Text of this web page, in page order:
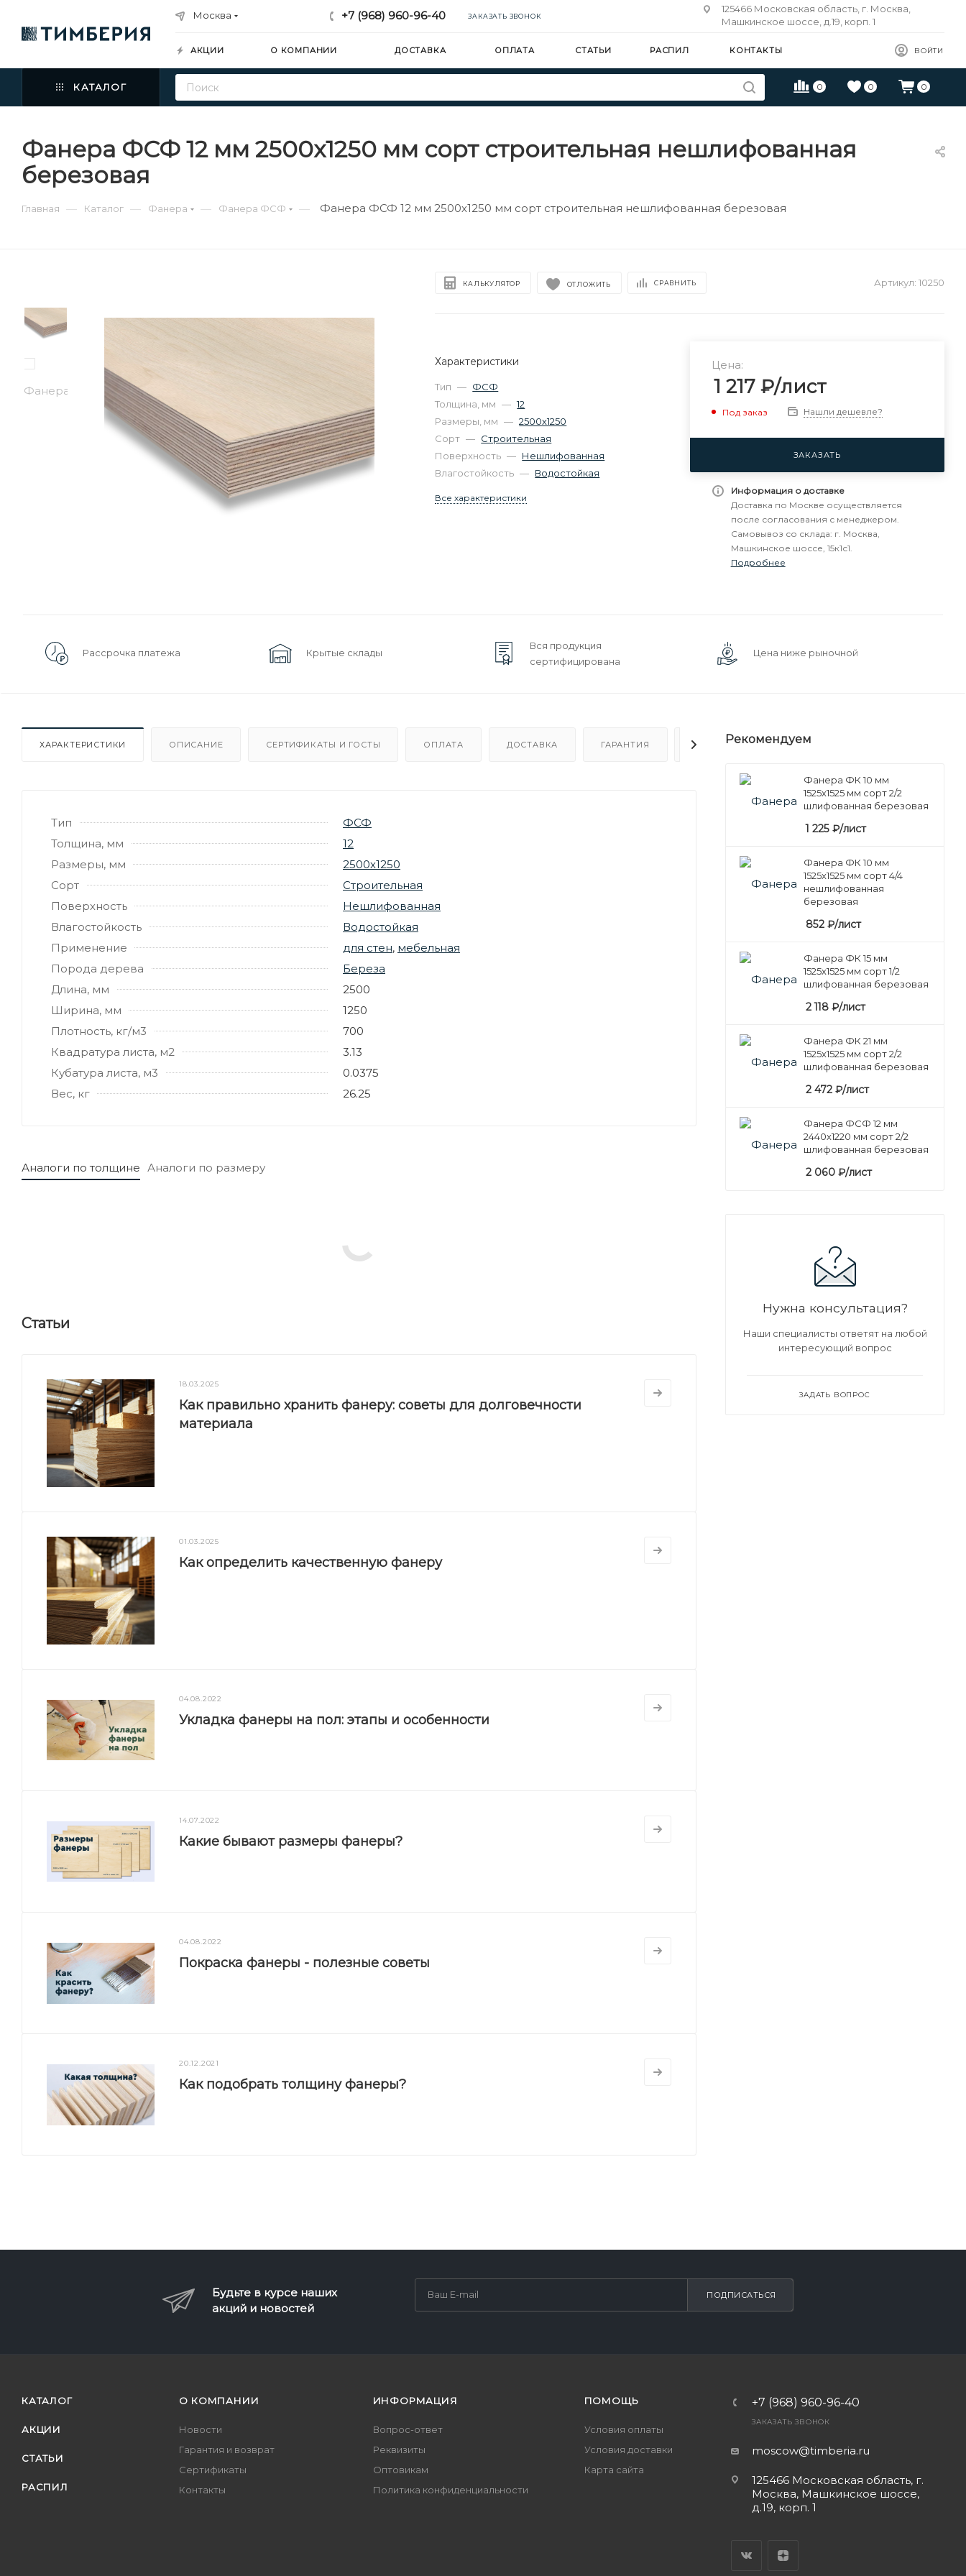
Москва +7 (968) 960-96-40 ЗАКАЗАТЬ ЗВОНОК
125466 Московская область, г. Москва,
Машкинское шоссе, д.19, корп. 1
ВОЙТИ
АКЦИИ О КОМПАНИИ ДОСТАВКА ОПЛАТА СТАТЬИ РАСПИЛ КОНТАКТЫ
0 0 0
КАТАЛОГ
Фанера ФСФ 12 мм 2500х1250 мм сорт строительная нешлифованная
березовая
Главная — Каталог — Фанера — Фанера ФСФ — Фанера ФСФ 12 мм 2500х1250 мм сорт строительная нешлифованная березовая
КАЛЬКУЛЯТОР ОТЛОЖИТЬ СРАВНИТЬ Артикул: 10250
Характеристики
Тип — ФСФ
Толщина, мм — 12
Размеры, мм — 2500х1250
Сорт — Строительная
Поверхность — Нешлифованная
Влагостойкость — Водостойкая
Все характеристики
Цена:
1 217₽/лист
Под заказ Нашли дешевле?
ЗАКАЗАТЬ
Информация о доставке
Доставка по Москве осуществляется
после согласования с менеджером.
Самовывоз со склада: г. Москва,
Машкинское шоссе, 15к1с1.
Подробнее
Рассрочка платежа Крытые склады
Вся продукция
сертифицирована
Цена ниже рыночной
ХАРАКТЕРИСТИКИ ОПИСАНИЕ СЕРТИФИКАТЫ И ГОСТЫ ОПЛАТА ДОСТАВКА ГАРАНТИЯ ОТЗЫВЫ
Тип
ФСФ
Толщина, мм
12
Размеры, мм
2500х1250
Сорт
Строительная
Поверхность
Нешлифованная
Влагостойкость
Водостойкая
Применение
для стен, мебельная
Порода дерева
Береза
Длина, мм
2500
Ширина, мм
1250
Плотность, кг/м3
700
Квадратура листа, м2
3.13
Кубатура листа, м3
0.0375
Вес, кг
26.25
Аналоги по толщине Аналоги по размеру
Статьи
18.03.2025
Как правильно хранить фанеру: советы для долговечности
материала
01.03.2025
Как определить качественную фанеру
04.08.2022
Укладка фанеры на пол: этапы и особенности
14.07.2022
Какие бывают размеры фанеры?
04.08.2022
Покраска фанеры - полезные советы
20.12.2021
Как подобрать толщину фанеры?
Рекомендуем
Фанера ФК 10 мм
1525х1525 мм сорт 2/2
шлифованная березовая
1 225 ₽/лист
Фанера ФК 10 мм
1525х1525 мм сорт 4/4
нешлифованная
березовая
852 ₽/лист
Фанера ФК 15 мм
1525х1525 мм сорт 1/2
шлифованная березовая
2 118 ₽/лист
Фанера ФК 21 мм
1525х1525 мм сорт 2/2
шлифованная березовая
2 472 ₽/лист
Фанера ФСФ 12 мм
2440х1220 мм сорт 2/2
шлифованная березовая
2 060 ₽/лист
Нужна консультация?
Наши специалисты ответят на любой
интересующий вопрос
ЗАДАТЬ ВОПРОС
Будьте в курсе наших
акций и новостей
ПОДПИСАТЬСЯ
КАТАЛОГ
АКЦИИ
СТАТЬИ
РАСПИЛ
О КОМПАНИИ
Новости
Гарантия и возврат
Сертификаты
Контакты
ИНФОРМАЦИЯ
Вопрос-ответ
Реквизиты
Оптовикам
Политика конфиденциальности
ПОМОЩЬ
Условия оплаты
Условия доставки
Карта сайта
+7 (968) 960-96-40
ЗАКАЗАТЬ ЗВОНОК
moscow@timberia.ru
125466 Московская область, г.
Москва, Машкинское шоссе,
д.19, корп. 1